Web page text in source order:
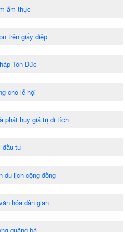
ẩm thực
trên giấy điệp
Tôn Đức
cho lễ hội
phát huy giá trị di tích
đầu tư
du lịch cộng đồng
hóa dân gian